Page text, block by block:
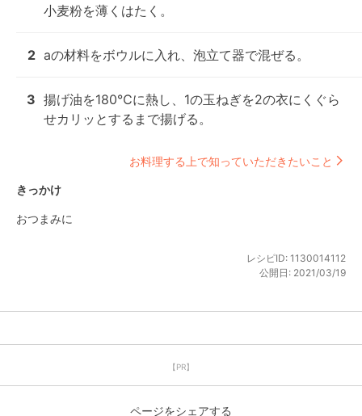
小麦粉を薄くはたく。
2 aの材料をボウルに入れ、泡立て器で混ぜる。
3 揚げ油を180℃に熱し、1の玉ねぎを2の衣にくぐら
せカリッとするまで揚げる。
お料理する上で知っていただきたいこと
きっかけ
おつまみに
レシピID: 1130014112
公開日: 2021/03/19
【PR】
ページをシェアする